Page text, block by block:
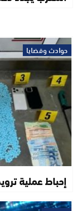
حوادث وقضايا
إحباط عملية ترويج أزيد من